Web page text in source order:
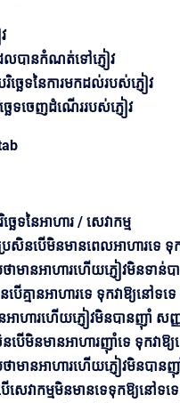
លបានកំណត់ទៅភ្ញៀវ
ឆេទនៃការមកដល់របស់ភ្ញៀវ
េទចេញដំណើររបស់ភ្ញៀវ
េទនៃអាហារ / សេវាកម្ម
រសិនបើមិនមានពេលអាហារទេ
ាមានអាហារហើយភ្ញៀវមិនទា
បើគ្មានអាហារទេ ទុកវាឱ្យន
អាហារហើយភ្ញៀវមិនបានញ៉ាំ ស
បើមិនមានអាហារញ៉ាំទេ ទុកវ
ាមានអាហារហើយភ្ញៀវមិនបា
សេវាកម្មមិនមានទេទុកឱ្យនៅ